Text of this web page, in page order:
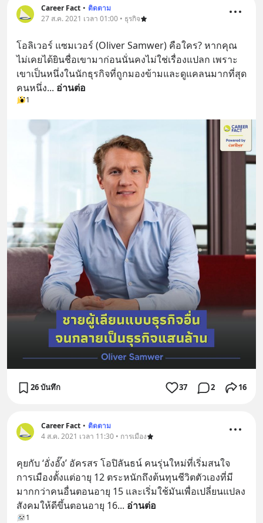
Career Fact • ติดตาม
27 ส.ค. 2021 เวลา 01:00 • ธุรกิจ
โอลิเวอร์ แซมเวอร์ (Oliver Samwer) คือใคร? หากคุณ
ไม่เคยได้ยินชื่อเขามาก่อนนั่นคงไม่ใช่เรื่องแปลก เพราะ
เขาเป็นหนึ่งในนักธุรกิจที่ถูกมองข้ามและดูแคลนมากที่สุด
คนหนึ่ง... อ่านต่อ
1
26 บันทึก 37 2 16
Career Fact • ติดตาม
4 ส.ค. 2021 เวลา 11:30 • การเมือง
คุยกับ ‘อั่งอั๊ง’ อัครสร โอปิลันธน์ คนรุ่นใหม่ที่เริ่มสนใจ
การเมืองตั้งแต่อายุ 12 ตระหนักถึงต้นทุนชีวิตตัวเองที่มี
มากกว่าคนอื่นตอนอายุ 15 และเริ่มใช้มันเพื่อเปลี่ยนแปลง
สังคมให้ดีขึ้นตอนอายุ 16... อ่านต่อ
1